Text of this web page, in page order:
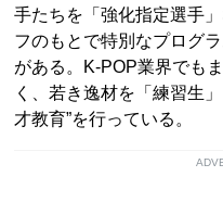
手たちを「強化指定選手
フのもとで特別なプログ
がある。K-POP業界でも
く、若き逸材を「練習生
才教育”を行っている。